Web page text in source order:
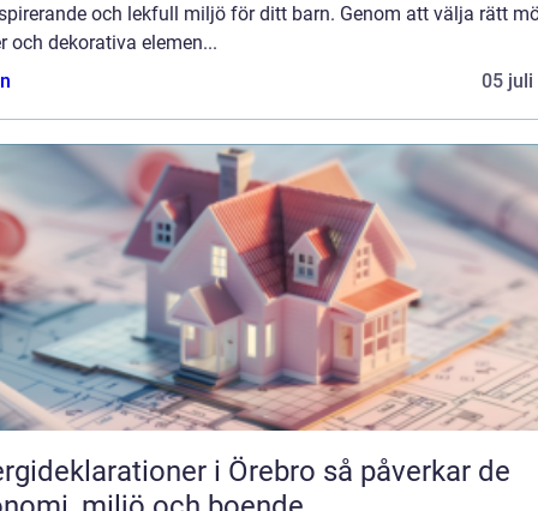
och lekfull miljö för ditt barn. Genom att välja rätt
och dekorativa elemen...
05 juli
i Örebro så påverkar de